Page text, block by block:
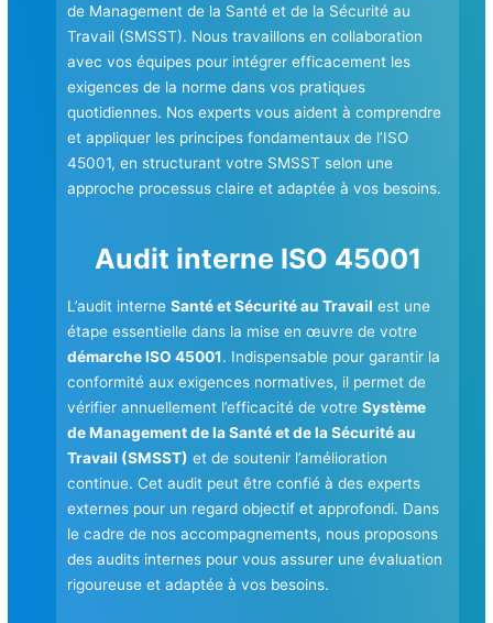
de Management de la Santé et de la Sécurité au
Travail (SMSST). Nous travaillons en collaboration
avec vos équipes pour intégrer efficacement les
exigences de la norme dans vos pratiques
quotidiennes. Nos experts vous aident à comprendre
et appliquer les principes fondamentaux de l’ISO
45001, en structurant votre SMSST selon une
approche processus claire et adaptée à vos besoins.
Audit interne ISO 45001
L’audit interneSanté et Sécurité au Travail est une
étape essentielle dans la mise en œuvre de votre
démarche ISO 45001. Indispensable pour garantir la
conformité aux exigences normatives, il permet de
vérifier annuellement l’efficacité de votreSystème
de Management de la Santé et de la Sécurité au
Travail (SMSST) et de soutenir l’amélioration
continue. Cet audit peut être confié à des experts
externes pour un regard objectif et approfondi. Dans
le cadre de nos accompagnements, nous proposons
des audits internes pour vous assurer une évaluation
rigoureuse et adaptée à vos besoins.